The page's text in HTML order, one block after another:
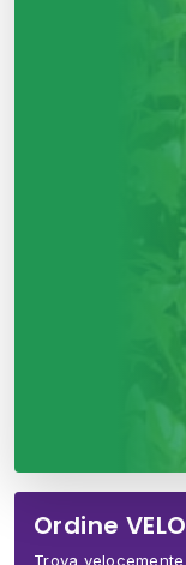
Ordine
Trova